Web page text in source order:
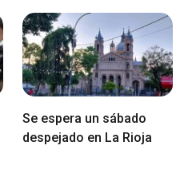
Se espera un sábado
despejado en La Rioja